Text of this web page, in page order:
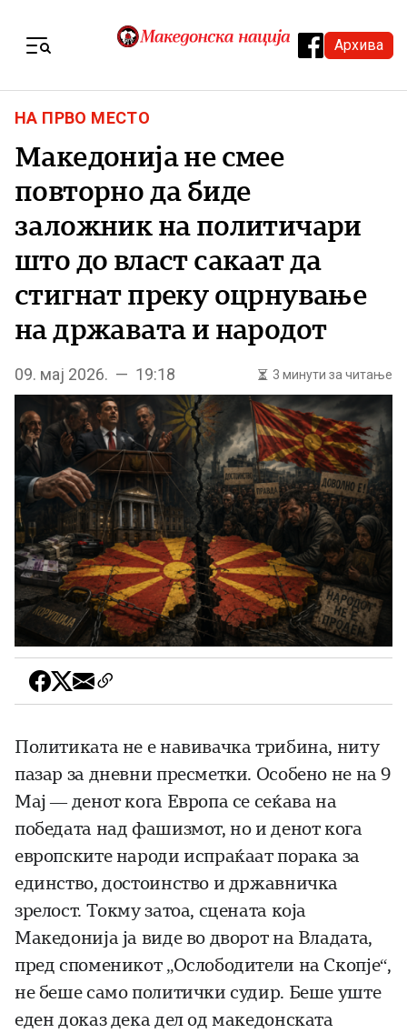
Архива
НА ПРВО МЕСТО
Македонија не смее
повторно да биде
заложник на политичари
што до власт сакаат да
стигнат преку оцрнување
на државата и народот
09. мај 2026. — 19:18 3 минути за читање
Политиката не е навивачка трибина, ниту
пазар за дневни пресметки. Особено не на 9
Мај — денот кога Европа се сеќава на
победата над фашизмот, но и денот кога
европските народи испраќаат порака за
единство, достоинство и државничка
зрелост. Токму затоа, сцената која
Македонија ја виде во дворот на Владата,
пред споменикот „Ослободители на Скопје“,
не беше само политички судир. Беше уште
еден доказ дека дел од македонската